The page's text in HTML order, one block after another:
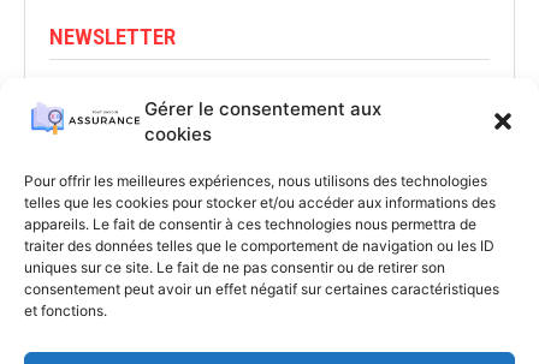
Gérer le consentement aux
cookies
Pour offrir les meilleures expériences, nous utilisons des technologies
telles que les cookies pour stocker et/ou accéder aux informations des
appareils. Le fait de consentir à ces technologies nous permettra de
traiter des données telles que le comportement de navigation ou les ID
uniques sur ce site. Le fait de ne pas consentir ou de retirer son
consentement peut avoir un effet négatif sur certaines caractéristiques
et fonctions.
NEWSLETTER